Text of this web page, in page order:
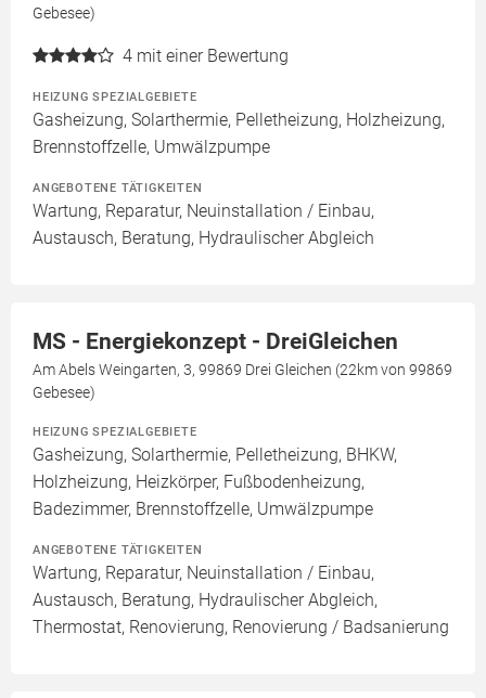
Gebesee)
4 mit einer Bewertung
HEIZUNG SPEZIALGEBIETE
Gasheizung, Solarthermie, Pelletheizung, Holzheizung,
Brennstoffzelle, Umwälzpumpe
ANGEBOTENE TÄTIGKEITEN
Wartung, Reparatur, Neuinstallation / Einbau,
Austausch, Beratung, Hydraulischer Abgleich
MS - Energiekonzept - DreiGleichen
Am Abels Weingarten, 3, 99869 Drei Gleichen (22km von 99869
Gebesee)
HEIZUNG SPEZIALGEBIETE
Gasheizung, Solarthermie, Pelletheizung, BHKW,
Holzheizung, Heizkörper, Fußbodenheizung,
Badezimmer, Brennstoffzelle, Umwälzpumpe
ANGEBOTENE TÄTIGKEITEN
Wartung, Reparatur, Neuinstallation / Einbau,
Austausch, Beratung, Hydraulischer Abgleich,
Thermostat, Renovierung, Renovierung / Badsanierung